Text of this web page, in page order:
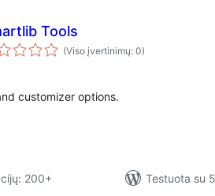
Tools
(Viso įvertinimų: 0)
customizer options.
200+
Testuota su